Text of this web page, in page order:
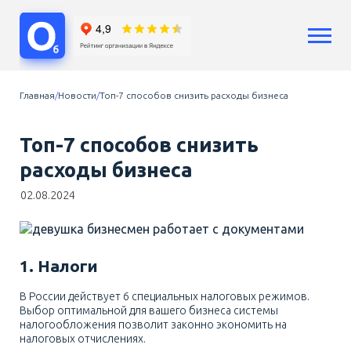
Услуги
Бухгалтерия ИП
Сопровождение бизнеса
Кадры
Консультации
Цены
Главная Новости Топ-7 способов снизить расходы бизнеса
Топ-7 способов снизить
расходы бизнеса
02.08.2024
1. Налоги
В России действует 6 специальных налоговых режимов.
Выбор оптимальной для вашего бизнеса системы
налогообложения позволит законно экономить на
налоговых отчислениях.